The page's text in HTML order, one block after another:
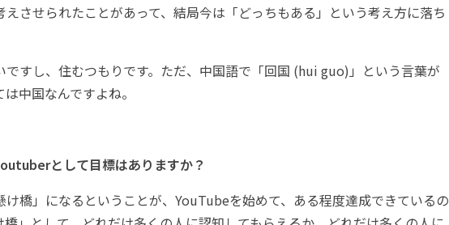
させられたことがあって、結局今は「どっちもある」という考え方に落ち
すし、住むつもりです。ただ、中国語で「回国 (hui guo)」という言葉が
中国なんですよね。
として目標はありますか？
け橋」になるということが、YouTubeを始めて、ある程度達成できているの